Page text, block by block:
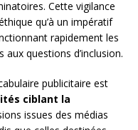
Cette vigilance
qu’à un impératif
rapidement les
questions d’inclusion.
publicitaire est
ciblant la
issues des médias